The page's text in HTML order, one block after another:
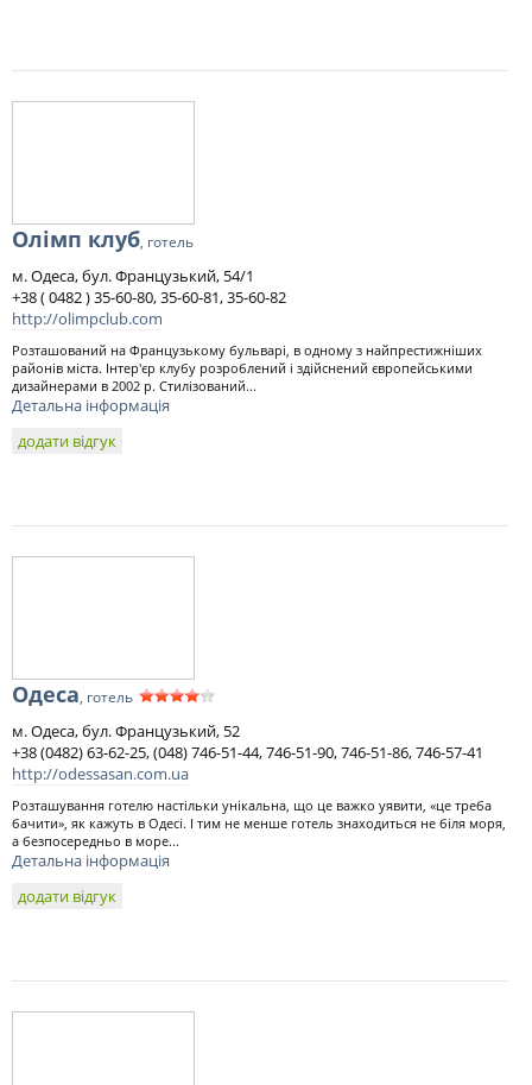
Олімп клуб, готель
м. Одеса, бул. Французький, 54/1
+38 ( 0482 ) 35-60-80, 35-60-81, 35-60-82
http://olimpclub.com
Розташований на Французькому бульварі, в одному з найпрестижніших
районів міста. Інтер'єр клубу розроблений і здійснений європейськими
дизайнерами в 2002 р. Стилізований...
Детальна інформація
додати відгук
Одеса, готель
м. Одеса, бул. Французький, 52
+38 (0482) 63-62-25, (048) 746-51-44, 746-51-90, 746-51-86, 746-57-41
http://odessasan.com.ua
Розташування готелю настільки унікальна, що це важко уявити, «це треба
бачити», як кажуть в Одесі. І тим не менше готель знаходиться не біля моря,
а безпосередньо в море...
Детальна інформація
додати відгук